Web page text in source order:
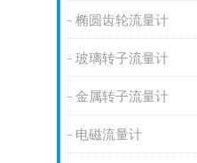
椭圆齿轮流量计
玻璃转子流量计
金属转子流量计
电磁流量计